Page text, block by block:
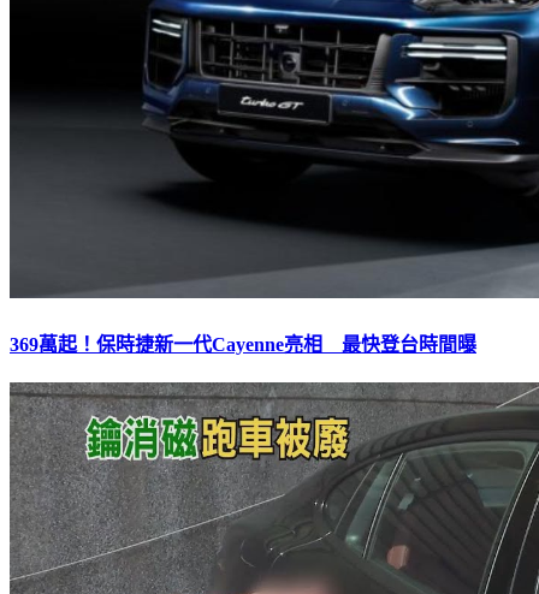
369萬起！保時捷新一代Cayenne亮相 最快登台時間曝